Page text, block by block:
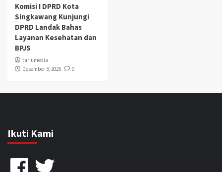
Komisi I DPRD Kota
Singkawang Kunjungi
DPRD Landak Bahas
Layanan Kesehatan dan
BPJS
tariumedia
Desember 3, 2025
0
Ikuti Kami
FacebookTwitter